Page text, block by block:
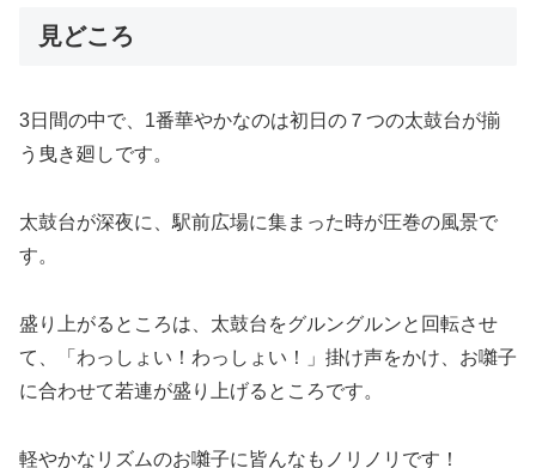
見どころ
3日間の中で、1番華やかなのは初日の７つの太鼓台が揃
う曳き廻しです。
太鼓台が深夜に、駅前広場に集まった時が圧巻の風景で
す。
盛り上がるところは、太鼓台をグルングルンと回転させ
て、「わっしょい！わっしょい！」掛け声をかけ、お囃子
に合わせて若連が盛り上げるところです。
軽やかなリズムのお囃子に皆んなもノリノリです！